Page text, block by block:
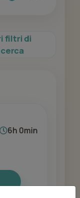
filtri di
6h 0min